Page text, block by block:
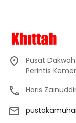
Pusat
Perintis
Haris